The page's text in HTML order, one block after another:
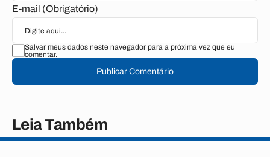
E-mail (Obrigatório)
Salvar meus dados neste navegador para a próxima vez que eu
comentar.
Publicar Comentário
Leia Também